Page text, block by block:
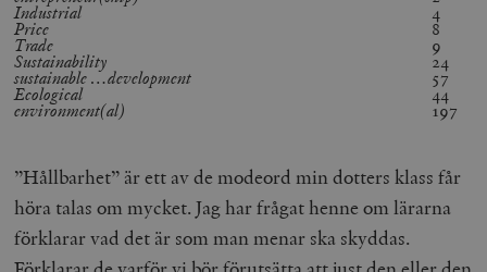
Industrial 4
Price 8
Trade 9
Sustainability 24
sustainable …development 57
Ecological 44
environment(al) 197
”Hållbarhet” är ett av de modeord min dotters klass får
höra talas om mycket. Jag har frågat henne om lärarna
förklarar vad det är som man menar ska skyddas.